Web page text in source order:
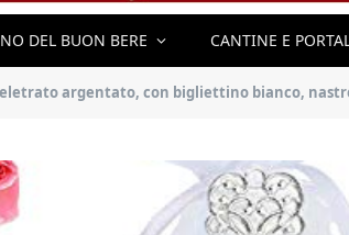
DEL BUON BERE CANTINE E
con bigliettino bianco, nastro bianco e sacchetto